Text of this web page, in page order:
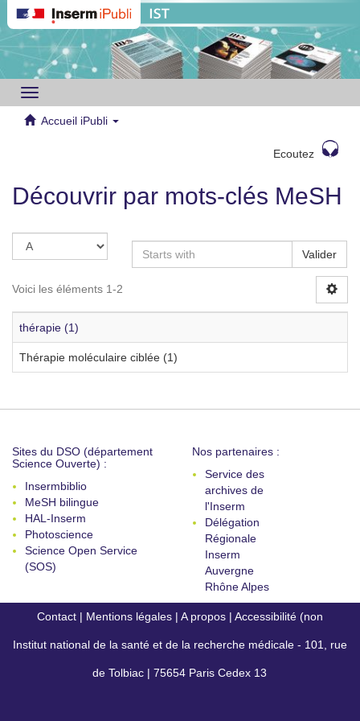
Toggle
navigation
Accueil iPubli
Ecoutez
Découvrir par mots-clés MeSH
Valider
Voici les éléments 1-2
thérapie (1)
Thérapie moléculaire ciblée (1)
Sites du DSO (département
Science Ouverte) :
Insermbiblio
MeSH bilingue
HAL-Inserm
Photoscience
Science Open Service
(SOS)
Nos partenaires :
Service des
archives de
l'Inserm
Délégation
Régionale
Inserm
Auvergne
Rhône Alpes
Contact | Mentions légales | A propos | Accessibilité (non
conforme)
Institut national de la santé et de la recherche médicale - 101, rue
de Tolbiac | 75654 Paris Cedex 13